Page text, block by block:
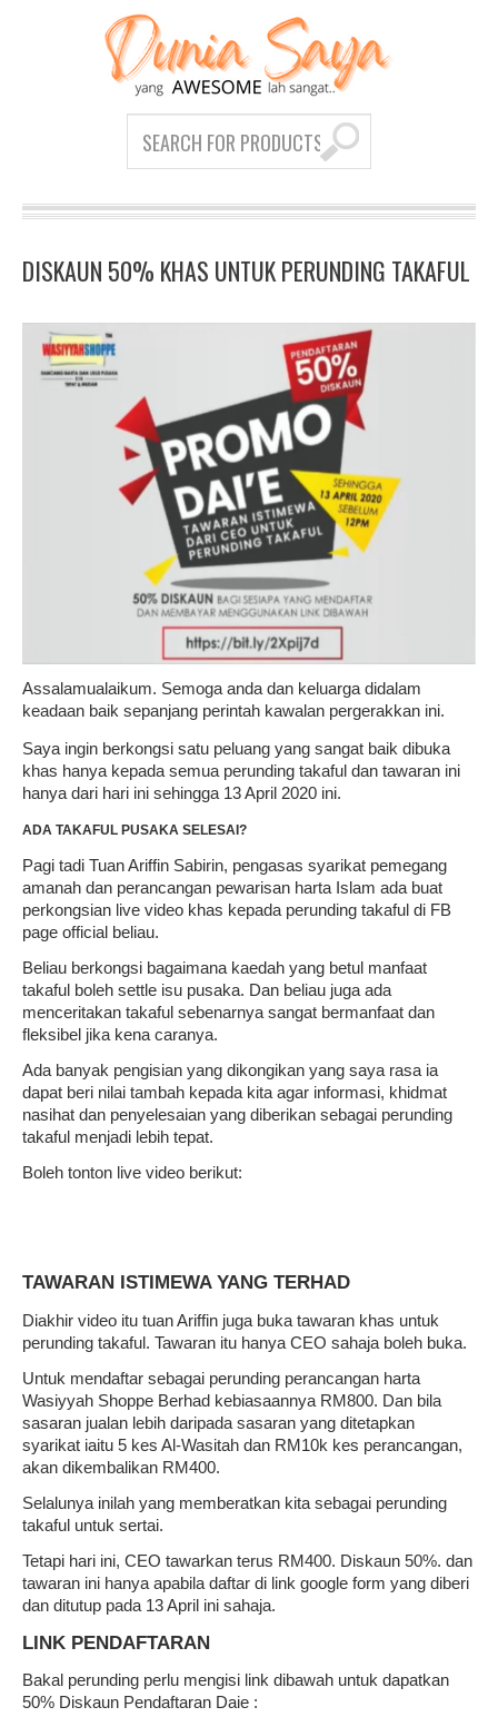
DISKAUN 50% KHAS UNTUK PERUNDING TAKAFUL
Assalamualaikum. Semoga anda dan keluarga didalam
keadaan baik sepanjang perintah kawalan pergerakkan ini.
Saya ingin berkongsi satu peluang yang sangat baik dibuka
khas hanya kepada semua perunding takaful dan tawaran ini
hanya dari hari ini sehingga 13 April 2020 ini.
ADA TAKAFUL PUSAKA SELESAI?
Pagi tadi Tuan Ariffin Sabirin, pengasas syarikat pemegang
amanah dan perancangan pewarisan harta Islam ada buat
perkongsian live video khas kepada perunding takaful di FB
page official beliau.
Beliau berkongsi bagaimana kaedah yang betul manfaat
takaful boleh settle isu pusaka. Dan beliau juga ada
menceritakan takaful sebenarnya sangat bermanfaat dan
fleksibel jika kena caranya.
Ada banyak pengisian yang dikongikan yang saya rasa ia
dapat beri nilai tambah kepada kita agar informasi, khidmat
nasihat dan penyelesaian yang diberikan sebagai perunding
takaful menjadi lebih tepat.
Boleh tonton live video berikut:
TAWARAN ISTIMEWA YANG TERHAD
Diakhir video itu tuan Ariffin juga buka tawaran khas untuk
perunding takaful. Tawaran itu hanya CEO sahaja boleh buka.
Untuk mendaftar sebagai perunding perancangan harta
Wasiyyah Shoppe Berhad kebiasaannya RM800. Dan bila
sasaran jualan lebih daripada sasaran yang ditetapkan
syarikat iaitu 5 kes Al-Wasitah dan RM10k kes perancangan,
akan dikembalikan RM400.
Selalunya inilah yang memberatkan kita sebagai perunding
takaful untuk sertai.
Tetapi hari ini, CEO tawarkan terus RM400. Diskaun 50%. dan
tawaran ini hanya apabila daftar di link google form yang diberi
dan ditutup pada 13 April ini sahaja.
LINK PENDAFTARAN
Bakal perunding perlu mengisi link dibawah untuk dapatkan
50% Diskaun Pendaftaran Daie :